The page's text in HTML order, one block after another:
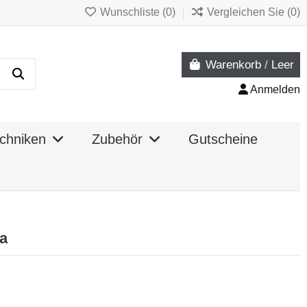
Wunschliste (0) Vergleichen Sie (0)
Warenkorb / Leer
Anmelden
Zubehör Gutscheine